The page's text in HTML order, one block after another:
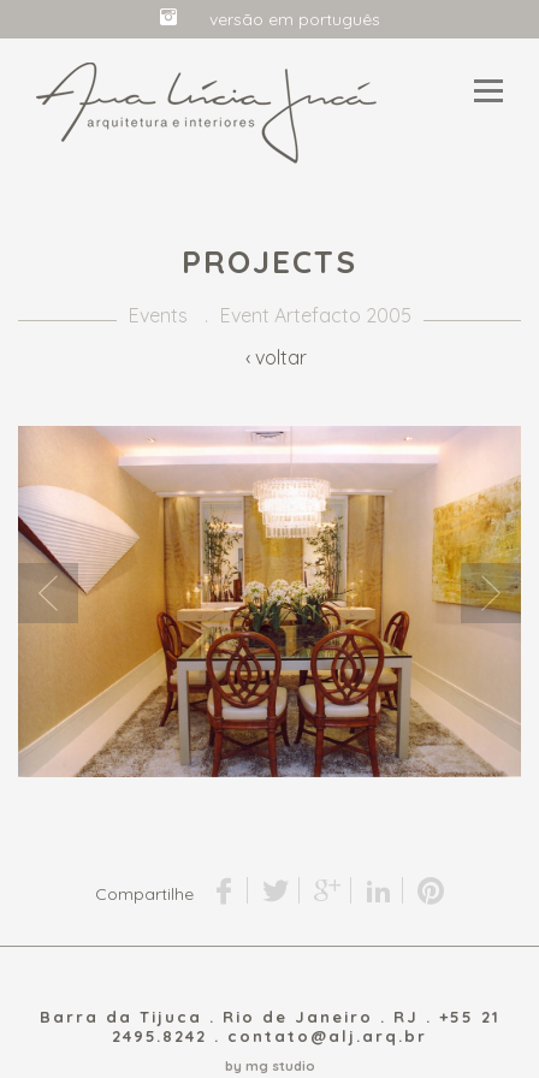
versão em português
PROFILE
PROJECTS
MEDIA
CONTACT
PROJECTS
Events
Event Artefacto 2005
‹ voltar
Compartilhe
Barra da Tijuca . Rio de Janeiro . RJ . +55 21
2495.8242 . contato@alj.arq.br
by mg studio